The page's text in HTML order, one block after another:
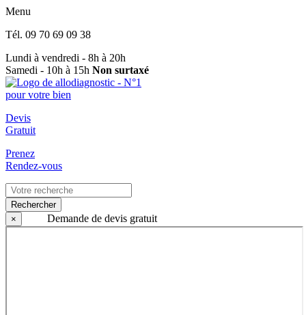
Menu
Tél. 09 70 69 09 38
Lundi à vendredi - 8h à 20h
Samedi - 10h à 15h Non surtaxé
Devis
Gratuit
Prenez
Rendez-vous
Rechercher
×
Demande de devis gratuit